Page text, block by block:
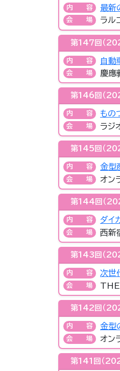
内容 最新
会場 ラル
第147回（
内容 自動
会場 慶應
第146回（
内容 もの
会場 ラジ
第145回（
内容 金型
会場 オン
第144回（
内容 ダイ
会場 西新
第143回（
内容 次世
会場 THE
第142回（
内容 金型
会場 オン
第141回（